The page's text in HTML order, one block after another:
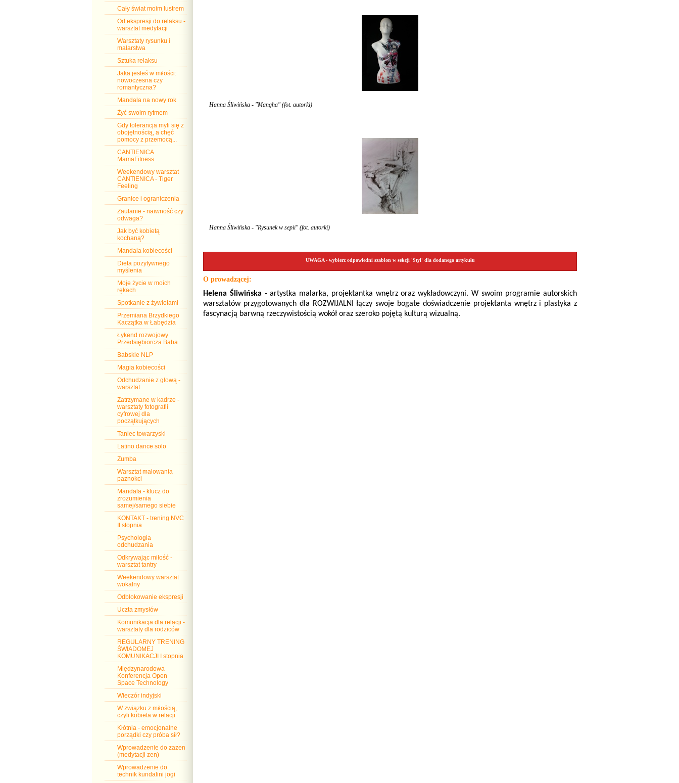
Cały świat moim lustrem
Od ekspresji do relaksu -
warsztat medytacji
Warsztaty rysunku i
malarstwa
Sztuka relaksu
Jaka jesteś w miłości:
nowoczesna czy
romantyczna?
Mandala na nowy rok
Żyć swoim rytmem
Gdy tolerancja myli się z
obojętnością, a chęć
pomocy z przemocą...
CANTIENICA
MamaFitness
Weekendowy warsztat
CANTIENICA - Tiger
Feeling
Granice i ograniczenia
Zaufanie - naiwność czy
odwaga?
Jak być kobietą
kochaną?
Mandala kobiecości
Dieta pozytywnego
myślenia
Moje życie w moich
rękach
Spotkanie z żywiołami
Przemiana Brzydkiego
Kaczątka w Łabędzia
Łykend rozwojowy
Przedsiębiorcza Baba
Babskie NLP
Magia kobiecości
Odchudzanie z głową -
warsztat
Zatrzymane w kadrze -
warsztaty fotografii
cyfrowej dla
początkujących
Taniec towarzyski
Latino dance solo
Zumba
Warsztat malowania
paznokci
Mandala - klucz do
zrozumienia
samej/samego siebie
KONTAKT - trening NVC
II stopnia
Psychologia
odchudzania
Odkrywając miłość -
warsztat tantry
Weekendowy warsztat
wokalny
Odblokowanie ekspresji
Uczta zmysłów
Komunikacja dla relacji -
warsztaty dla rodziców
REGULARNY TRENING
ŚWIADOMEJ
KOMUNIKACJI I stopnia
Międzynarodowa
Konferencja Open
Space Technology
Wieczór indyjski
W związku z miłością,
czyli kobieta w relacji
Kłótnia - emocjonalne
porządki czy próba sił?
Wprowadzenie do zazen
(medytacji zen)
Wprowadzenie do
technik kundalini jogi
Hanna Śliwińska - "Mangha" (fot. autorki)
Hanna Śliwińska - "Rysunek w sepii" (fot. autorki)
UWAGA - wybierz odpowiedni szablon w sekcji 'Styl' dla dodanego artykułu
O prowadzącej:
Helena Śliwińska - artystka malarka, projektantka wnętrz oraz wykładowczyni. W swoim programie autorskich
warsztatów przygotowanych dla ROZWIJALNI łączy swoje bogate doświadczenie projektanta wnętrz i plastyka z
fascynacją barwną rzeczywistością wokół oraz szeroko pojętą kulturą wizualną.